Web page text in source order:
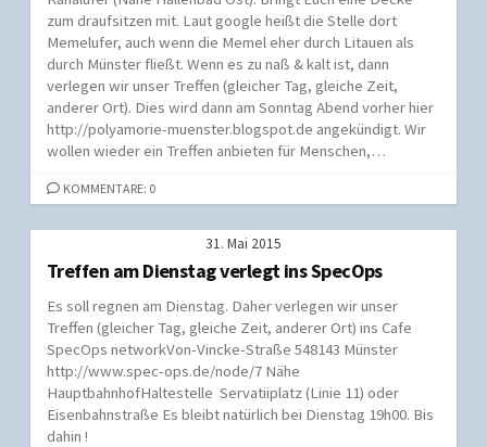
zum draufsitzen mit. Laut google heißt die Stelle dort
Memelufer, auch wenn die Memel eher durch Litauen als
durch Münster fließt. Wenn es zu naß & kalt ist, dann
verlegen wir unser Treffen (gleicher Tag, gleiche Zeit,
anderer Ort). Dies wird dann am Sonntag Abend vorher hier
http://polyamorie-muenster.blogspot.de angekündigt. Wir
wollen wieder ein Treffen anbieten für Menschen,…
KOMMENTARE: 0
31. Mai 2015
Treffen am Dienstag verlegt ins SpecOps
Es soll regnen am Dienstag. Daher verlegen wir unser
Treffen (gleicher Tag, gleiche Zeit, anderer Ort) ins Cafe
SpecOps networkVon-Vincke-Straße 548143 Münster
http://www.spec-ops.de/node/7 Nähe
HauptbahnhofHaltestelle Servatiiplatz (Linie 11) oder
Eisenbahnstraße Es bleibt natürlich bei Dienstag 19h00. Bis
dahin !